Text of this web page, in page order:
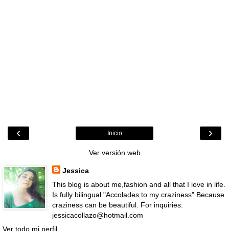
‹ ›
Inicio
Ver versión web
Jessica
This blog is about me,fashion and all that I love in life.
Is fully bilingual "Accolades to my craziness" Because
craziness can be beautiful. For inquiries:
jessicacollazo@hotmail.com
Ver todo mi perfil